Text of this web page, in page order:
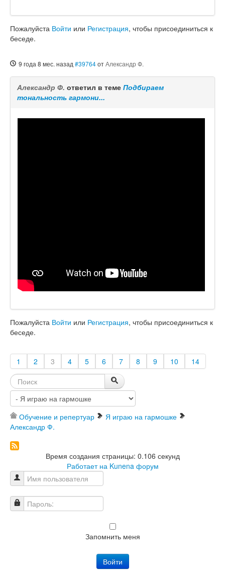
Пожалуйста Войти или Регистрация, чтобы присоединиться к
беседе.
9 года 8 мес. назад #39764отАлександр Ф.
Александр Ф. ответил в теме Подбираем
тональность гармони...
Пожалуйста Войти или Регистрация, чтобы присоединиться к
беседе.
1 2 3 4 5 6 7 8 9 10 14
Обучение и репертуар
Я играю на гармошке
Александр Ф.
Время создания страницы: 0.106 секунд
Работает на Kunena форум
Имя пользователя
Пароль:
Запомнить меня
Войти